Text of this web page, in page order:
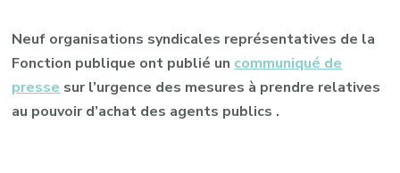
Neuf organisations syndicales représentatives de la
Fonction publique ont publié un communiqué de
presse sur l’urgence des mesures à prendre relatives
au pouvoir d’achat des agents publics .